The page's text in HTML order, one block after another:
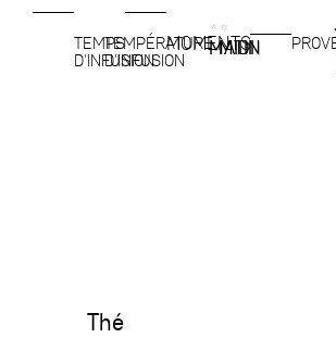
TEMPS
D'INFUSION
Thé
TEMPÉRATURE
D'INFUSION
MOMENTS
MATIN
MIDI